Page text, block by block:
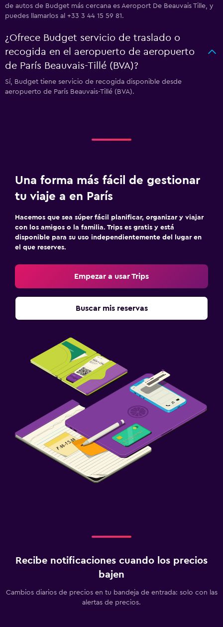
de autos de Budget más cercana es Aeroport De Beauvais Tille, y
puedes llamarlos al +33 3 44 15 59 81.
¿Ofrece Budget servicio de traslado o
recogida en el aeropuerto de aeropuerto
de París Beauvais-Tillé (BVA)?
Sí, Budget tiene servicio de recogida disponible desde
aeropuerto de París Beauvais-Tillé (BVA).
Una forma más fácil de gestionar
tu viaje a en París
Hacemos que sea súper fácil planificar, organizar y viajar
con los amigos o la familia. Trips es gratis y está
disponible para su uso independientemente del lugar en
el que reserves.
Empezar a usar Trips
Buscar mis reservas
Recibe notificaciones cuando los precios
bajen
Cambios diarios de precios en tu bandeja de entrada: solo con las
alertas de precios.